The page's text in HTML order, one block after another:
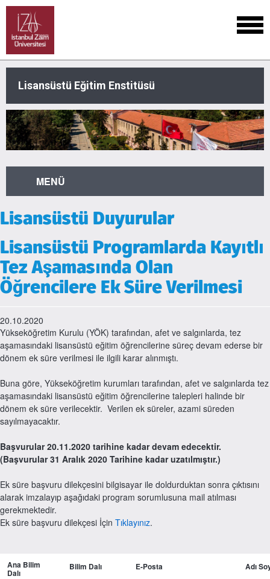
Lisansüstü Eğitim Enstitüsü
MENÜ
Lisansüstü Duyurular
Lisansüstü Programlarda Kayıtlı
Tez Aşamasında Olan
Öğrencilere Ek Süre Verilmesi
20.10.2020
Yükseköğretim Kurulu (YÖK) tarafından, afet ve salgınlarda, tez
aşamasındaki lisansüstü eğitim öğrencilerine süreç devam ederse bir
dönem ek süre verilmesi ile ilgili karar alınmıştı.
Buna göre, Yükseköğretim kurumları tarafından, afet ve salgınlarda tez
aşamasındaki lisansüstü eğitim öğrencilerine talepleri halinde bir
dönem ek süre verilecektir. Verilen ek süreler, azami süreden
sayılmayacaktır.
Başvurular 20.11.2020 tarihine kadar devam edecektir.
(Başvurular 31 Aralık 2020 Tarihine kadar uzatılmıştır.)
Ek süre başvuru dilekçesini bilgisayar ile doldurduktan sonra çıktısını
alarak imzalayıp aşağıdaki program sorumlusuna mail atılması
gerekmektedir.
Ek süre başvuru dilekçesi İçin Tıklayınız.
Ana Bilim
Dalı
Bilim Dalı E-Posta Adı